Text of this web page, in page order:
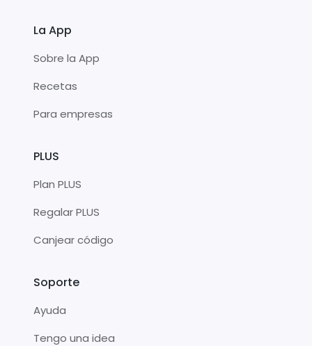
La App
Sobre la App
Recetas
Para empresas
PLUS
Plan PLUS
Regalar PLUS
Canjear código
Soporte
Ayuda
Tengo una idea